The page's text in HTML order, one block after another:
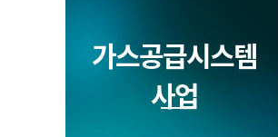
가스공급시스템
사업